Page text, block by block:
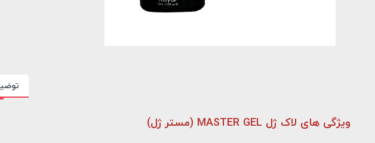
ویژگی های لاک ژل MASTER GEL (مستر ژل)